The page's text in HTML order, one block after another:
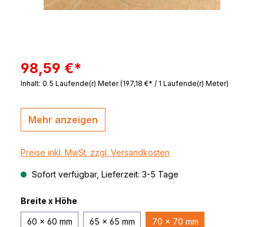
98,59 €*
Inhalt: 0.5 Laufende(r) Meter(197,18 €* / 1 Laufende(r) Meter)
Mehr anzeigen
Preise inkl. MwSt. zzgl. Versandkosten
Sofort verfügbar, Lieferzeit: 3-5 Tage
Breite x Höhe
60 x 60 mm 65 x 65 mm 70 x 70 mm